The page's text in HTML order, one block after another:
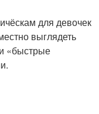
для девочек
выглядеть
«быстрые